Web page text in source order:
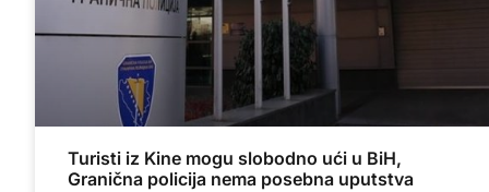
Turisti iz Kine mogu slobodno ući u BiH,
Granična policija nema posebna uputstva